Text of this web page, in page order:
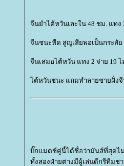
จีนยำไต้หวันเละใน 48 ชม. แทง
จีนชนะหืด สูญเสียพอเป็นกระสัย
จีนเสมอไต้หวัน แทง 2 จ่าย 19
ไต้หวันชนะ แถมทำลายชายฝั่ง
บิ๊กแมตช์คู่นี้ได้ชื่อว่ามันส์ที่สุดไม่
ทั้งสองฝ่ายต่างมีผู้เล่นดีกรีทีม